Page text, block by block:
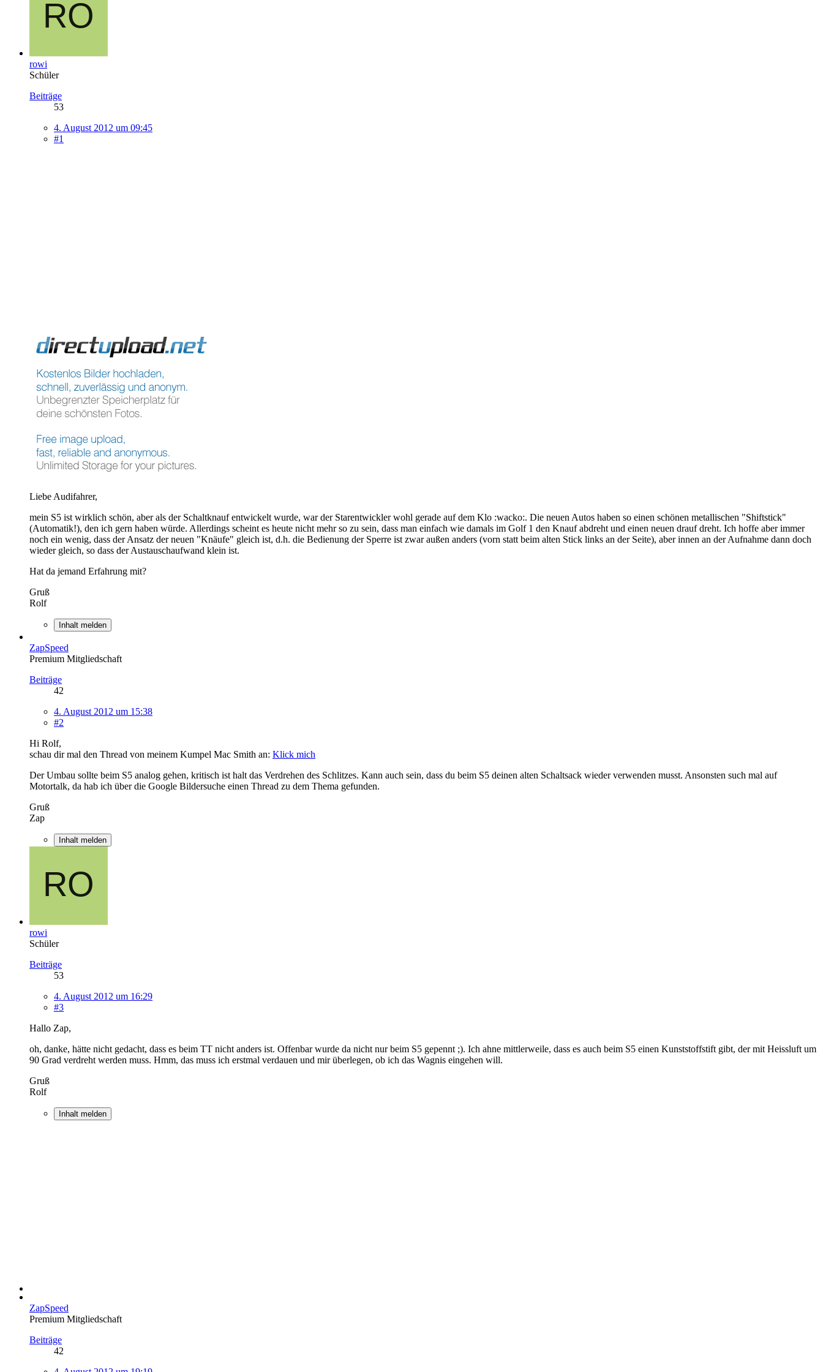
rowi
Schüler
Beiträge
53
4. August 2012 um 09:45
#1
Liebe Audifahrer,
mein S5 ist wirklich schön, aber als der Schaltknauf entwickelt wurde, war der Starentwickler wohl gerade auf dem Klo :wacko:. Die neuen Autos haben so einen schönen metallischen "Shiftstick"
(Automatik!), den ich gern haben würde. Allerdings scheint es heute nicht mehr so zu sein, dass man einfach wie damals im Golf 1 den Knauf abdreht und einen neuen drauf dreht. Ich hoffe aber immer
noch ein wenig, dass der Ansatz der neuen "Knäufe" gleich ist, d.h. die Bedienung der Sperre ist zwar außen anders (vorn statt beim alten Stick links an der Seite), aber innen an der Aufnahme dann doch
wieder gleich, so dass der Austauschaufwand klein ist.
Hat da jemand Erfahrung mit?
Gruß
Rolf
Inhalt melden
ZapSpeed
Premium Mitgliedschaft
Beiträge
42
4. August 2012 um 15:38
#2
Hi Rolf,
schau dir mal den Thread von meinem Kumpel Mac Smith an: Klick mich
Der Umbau sollte beim S5 analog gehen, kritisch ist halt das Verdrehen des Schlitzes. Kann auch sein, dass du beim S5 deinen alten Schaltsack wieder verwenden musst. Ansonsten such mal auf
Motortalk, da hab ich über die Google Bildersuche einen Thread zu dem Thema gefunden.
Gruß
Zap
Inhalt melden
rowi
Schüler
Beiträge
53
4. August 2012 um 16:29
#3
Hallo Zap,
oh, danke, hätte nicht gedacht, dass es beim TT nicht anders ist. Offenbar wurde da nicht nur beim S5 gepennt ;). Ich ahne mittlerweile, dass es auch beim S5 einen Kunststoffstift gibt, der mit Heissluft um
90 Grad verdreht werden muss. Hmm, das muss ich erstmal verdauen und mir überlegen, ob ich das Wagnis eingehen will.
Gruß
Rolf
Inhalt melden
ZapSpeed
Premium Mitgliedschaft
Beiträge
42